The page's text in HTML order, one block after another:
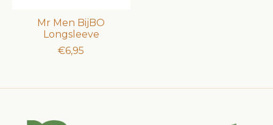
Mr Men BijBO
Longsleeve
€6,95